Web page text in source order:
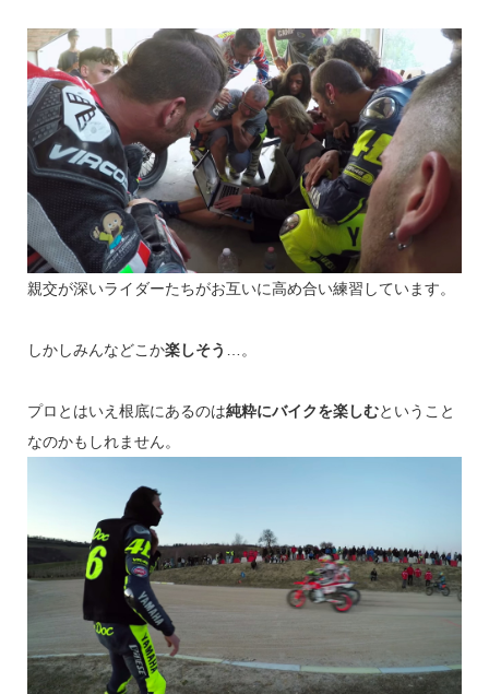
親交が深いライダーたちがお互いに高め合い練習しています。
しかしみんなどこか楽しそう …。
プロとはいえ根底にあるのは純粋にバイクを楽しむということ
なのかもしれません。